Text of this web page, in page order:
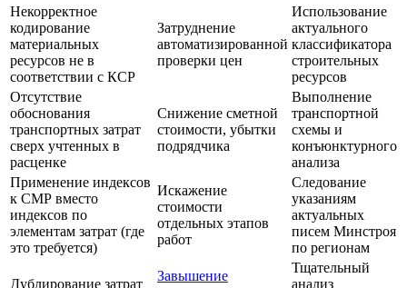
Некорректное
кодирование
материальных
ресурсов не в
соответствии с КСР
Затруднение
автоматизированной
проверки цен
Использование
актуального
классификатора
строительных
ресурсов
Отсутствие
обоснования
транспортных затрат
сверх учтенных в
расценке
Снижение сметной
стоимости, убытки
подрядчика
Выполнение
транспортной
схемы и
конъюнктурного
анализа
Применение индексов
к СМР вместо
индексов по
элементам затрат (где
это требуется)
Искажение
стоимости
отдельных этапов
работ
Следование
указаниям
актуальных
писем Минстроя
по регионам
Дублирование затрат
Завышение
Тщательный
анализ